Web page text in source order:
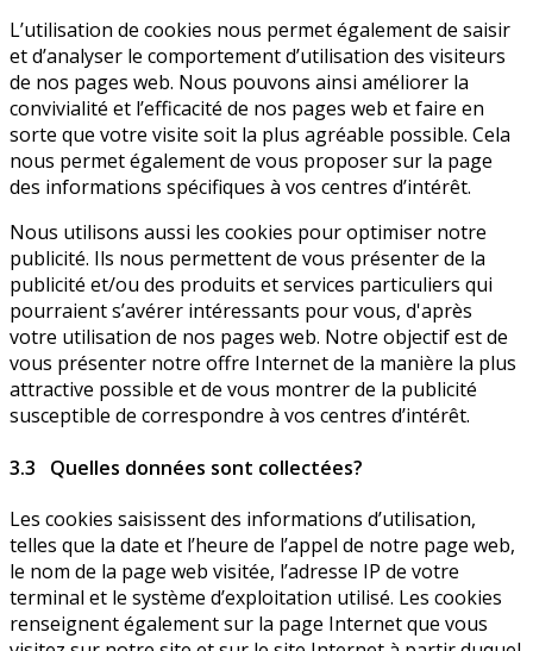
L’utilisation de cookies nous permet également de saisir
et d’analyser le comportement d’utilisation des visiteurs
de nos pages web. Nous pouvons ainsi améliorer la
convivialité et l’efficacité de nos pages web et faire en
sorte que votre visite soit la plus agréable possible. Cela
nous permet également de vous proposer sur la page
des informations spécifiques à vos centres d’intérêt.
Nous utilisons aussi les cookies pour optimiser notre
publicité. Ils nous permettent de vous présenter de la
publicité et/ou des produits et services particuliers qui
pourraient s’avérer intéressants pour vous, d'après
votre utilisation de nos pages web. Notre objectif est de
vous présenter notre offre Internet de la manière la plus
attractive possible et de vous montrer de la publicité
susceptible de correspondre à vos centres d’intérêt.
3.3 Quelles données sont collectées?
Les cookies saisissent des informations d’utilisation,
telles que la date et l’heure de l’appel de notre page web,
le nom de la page web visitée, l’adresse IP de votre
terminal et le système d’exploitation utilisé. Les cookies
renseignent également sur la page Internet que vous